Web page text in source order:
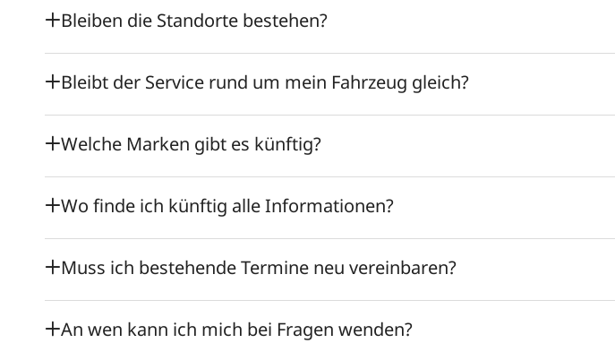
Bleiben die Standorte bestehen?
Bleibt der Service rund um mein Fahrzeug gleich?
Welche Marken gibt es künftig?
Wo finde ich künftig alle Informationen?
Muss ich bestehende Termine neu vereinbaren?
An wen kann ich mich bei Fragen wenden?